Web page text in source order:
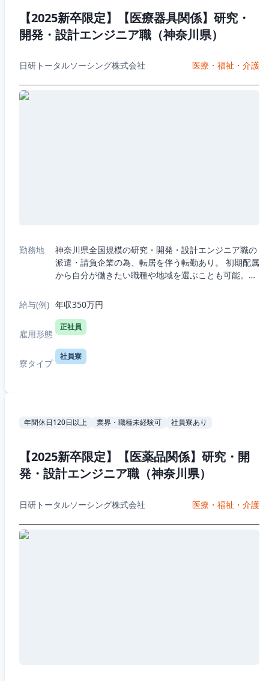
【2025新卒限定】【医療器具関係】研究・
開発・設計エンジニア職（神奈川県）
日研トータルソーシング株式会社 医療・福祉・介護
勤務地
神奈川県全国規模の研究・開発・設計エンジニア職の
派遣・請負企業の為、転居を伴う転勤あり。 初期配属
から自分が働きたい職種や地域を選ぶことも可能。・
R&D（化学生物系）・7つの勤務エリ...
給与(例) 年収350万円
雇用形態
正社員
寮タイプ
社員寮
年間休日120日以上 業界・職種未経験可 社員寮あり
【2025新卒限定】【医薬品関係】研究・開
発・設計エンジニア職（神奈川県）
日研トータルソーシング株式会社 医療・福祉・介護